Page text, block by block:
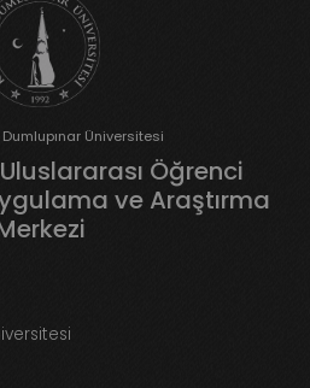
Üniversitesi
Öğrenci
ve Araştırma